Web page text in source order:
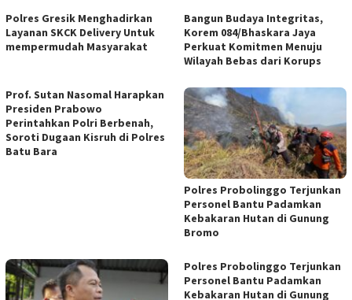
Polres Gresik Menghadirkan
Layanan SKCK Delivery Untuk
mempermudah Masyarakat
Bangun Budaya Integritas,
Korem 084/Bhaskara Jaya
Perkuat Komitmen Menuju
Wilayah Bebas dari Korups
Prof. Sutan Nasomal Harapkan
Presiden Prabowo
Perintahkan Polri Berbenah,
Soroti Dugaan Kisruh di Polres
Batu Bara
Polres Probolinggo Terjunkan
Personel Bantu Padamkan
Kebakaran Hutan di Gunung
Bromo
Polres Probolinggo Terjunkan
Personel Bantu Padamkan
Kebakaran Hutan di Gunung